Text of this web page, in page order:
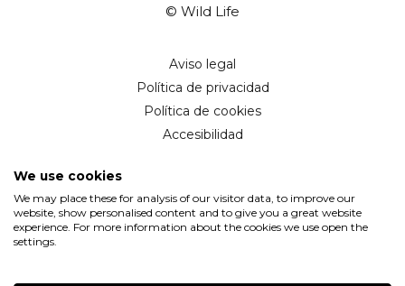
© Wild Life
Aviso legal
Política de privacidad
Política de cookies
Accesibilidad
We use cookies
We may place these for analysis of our visitor data, to improve our
website, show personalised content and to give you a great website
experience. For more information about the cookies we use open the
settings.